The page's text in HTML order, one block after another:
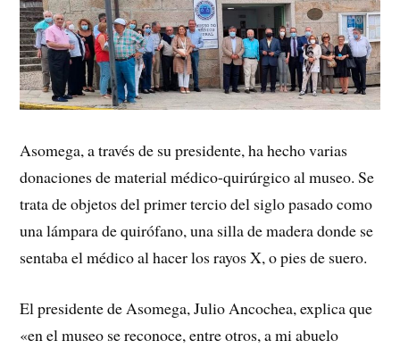
Asomega, a través de su presidente, ha hecho varias
donaciones de material médico-quirúrgico al museo. Se
trata de objetos del primer tercio del siglo pasado como
una lámpara de quirófano, una silla de madera donde se
sentaba el médico al hacer los rayos X, o pies de suero.
El presidente de Asomega, Julio Ancochea, explica que
«en el museo se reconoce, entre otros, a mi abuelo